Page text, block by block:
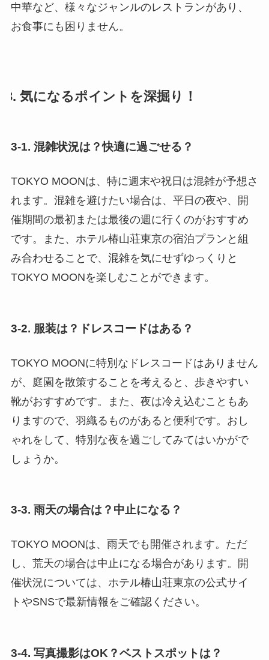
中華など、様々なジャンルのレストランがあり、
お食事にも困りません。
3. 気になるポイントを深掘り！
3-1. 混雑状況は？快適に過ごせる？
TOKYO MOONは、特に週末や祝日は混雑が予想さ
れます。混雑を避けたい場合は、平日の夜や、開
催期間の最初または最後の週に行くのがおすすめ
です。また、ホテル椿山荘東京の宿泊プランと組
み合わせることで、混雑を気にせずゆっくりと
TOKYO MOONを楽しむことができます。
3-2. 服装は？ドレスコードはある？
TOKYO MOONに特別なドレスコードはありません
が、庭園を散策することを考えると、歩きやすい
靴がおすすめです。また、夜は冷え込むこともあ
りますので、羽織るものがあると便利です。おし
ゃれをして、特別な夜を過ごしてみてはいかがで
しょうか。
3-3. 雨天の場合は？中止になる？
TOKYO MOONは、雨天でも開催されます。ただ
し、荒天の場合は中止になる場合があります。開
催状況については、ホテル椿山荘東京の公式サイ
トやSNSで最新情報をご確認ください。
3-4. 写真撮影はOK？ベストスポットは？